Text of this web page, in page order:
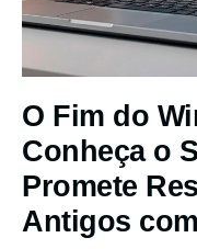
O Fim do
Conheça o
Promete
Antigos